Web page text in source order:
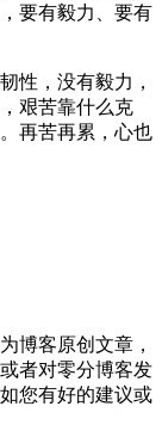
要有毅力、要有
性，没有毅力，
艰苦靠什么克
再苦再累，心也
博客原创文章，
者对零分博客发
您有好的建议或